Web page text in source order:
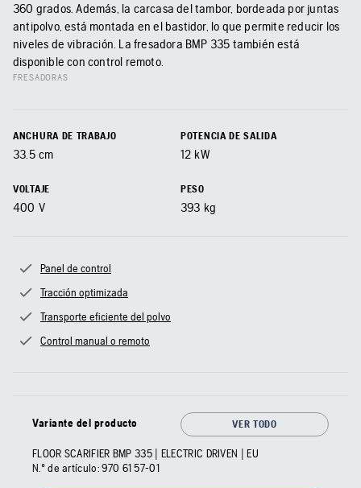
360 grados. Además, la carcasa del tambor, bordeada por juntas
antipolvo, está montada en el bastidor, lo que permite reducir los
niveles de vibración. La fresadora BMP 335 también está
disponible con control remoto.
FRESADORAS
ANCHURA DE TRABAJO
33.5 cm
POTENCIA DE SALIDA
12 kW
VOLTAJE
400 V
PESO
393 kg
Panel de control
Tracción optimizada
Transporte eficiente del polvo
Control manual o remoto
Variante del producto VER TODO
FLOOR SCARIFIER BMP 335 | ELECTRIC DRIVEN | EU
N.º de artículo: 970 61 57‑01